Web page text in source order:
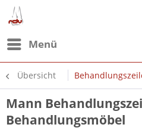
Menü
Übersicht
Mann
Behandlungsmöbel